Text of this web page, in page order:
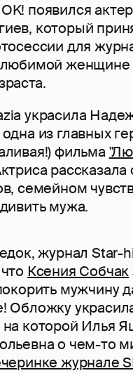
появился
который
для
любимой женщине
украсила
из главных
фильма
рассказала
семейном
мужа.
журнал Star-
Ксения Собчак
мужчину
Обложку
которой Илья
о чем-то
журнале